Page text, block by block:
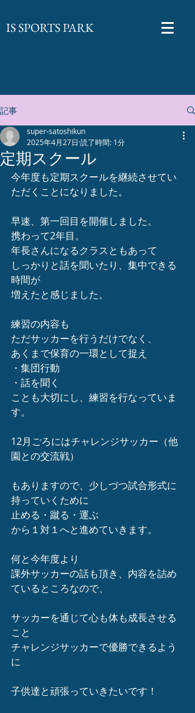
​IS SPORTS PARK
記事
定期スクール
super-satoshikun
2025年4月27日 読了時間: 1分
今年度も定期スクールを継続させてい
ただくことになりました。
早速、第一回目を開催しました。
携わって2年目。
年長さんになるクラスともあって
しっかりと話を聞いたり、集中できる
時間が
増えたと感じました。
練習の内容も
ただサッカーを行うだけでなく、
あくまで保育の一環として捉え
・集団行動
・話を聞く
ことも大切にし、練習を行なっていま
す。
12月ごろにはチャレンジサッカー（他
園との交流戦）
もありますので、少しづつ試合形式に
持っていくために
止める・蹴る・運ぶ
から１対１へと進めていきます。
何と今年度より
課外サッカーの話も頂き、内容を詰め
ているところなので、
サッカーを通じて心も体も成長させる
こと
チャレンジサッカーで優勝できるよう
に
子供達と頑張っていきたいです！